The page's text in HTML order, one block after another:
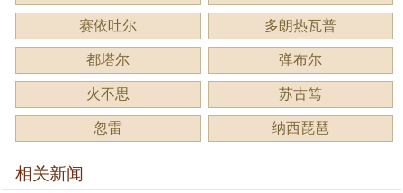
赛依吐尔 多朗热瓦普
都塔尔 弹布尔
火不思 苏古笃
忽雷 纳西琵琶
相关新闻